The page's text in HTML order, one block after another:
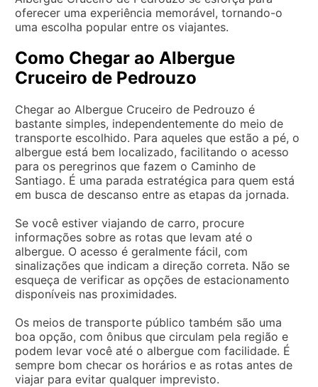
oferecer uma experiência memorável, tornando-o
uma escolha popular entre os viajantes.
Como Chegar ao Albergue
Cruceiro de Pedrouzo
Chegar ao Albergue Cruceiro de Pedrouzo é
bastante simples, independentemente do meio de
transporte escolhido. Para aqueles que estão a pé, o
albergue está bem localizado, facilitando o acesso
para os peregrinos que fazem o Caminho de
Santiago. É uma parada estratégica para quem está
em busca de descanso entre as etapas da jornada.
Se você estiver viajando de carro, procure
informações sobre as rotas que levam até o
albergue. O acesso é geralmente fácil, com
sinalizações que indicam a direção correta. Não se
esqueça de verificar as opções de estacionamento
disponíveis nas proximidades.
Os meios de transporte público também são uma
boa opção, com ônibus que circulam pela região e
podem levar você até o albergue com facilidade. É
sempre bom checar os horários e as rotas antes de
viajar para evitar qualquer imprevisto.